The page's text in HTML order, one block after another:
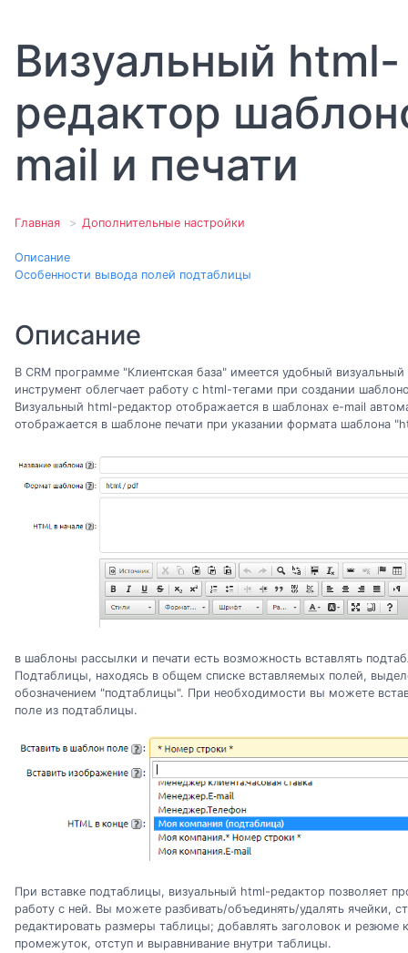
Визуальный html-
редактор
mail и печати
Главная Дополнительные настройки
Описание
Особенности вывода полей подтаблицы
Описание
В CRM программе "Клиентская база" имеется удобный
инструмент облегчает работу с html-тегами при создании
Визуальный html-редактор отображается в шаблонах e-mail
отображается в шаблоне печати при указании формата шаблона
в шаблоны рассылки и печати есть возможность вставлять
Подтаблицы, находясь в общем списке вставляемых полей,
обозначением "подтаблицы". При необходимости вы можете
поле из подтаблицы.
При вставке подтаблицы, визуальный html-редактор позволяет
работу с ней. Вы можете разбивать/объединять/удалять ячейки,
редактировать размеры таблицы; добавлять заголовок и резюме
промежуток, отступ и выравнивание внутри таблицы.